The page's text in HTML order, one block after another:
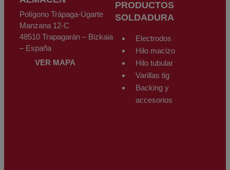
Polígono Trápaga-Ugarte
Manzana 12-C
48510 Trapagarán – Bizkaia
– España
VER MAPA
PRODUCTOS
SOLDADURA
Electrodos
Hilo macizo
Hilo tubular
Varillas tig
Backing y
accesorios